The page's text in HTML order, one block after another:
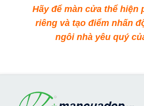
Hãy để màn cửa thể hiện
riêng và tạo điểm nhấn
ngôi nhà yêu quý